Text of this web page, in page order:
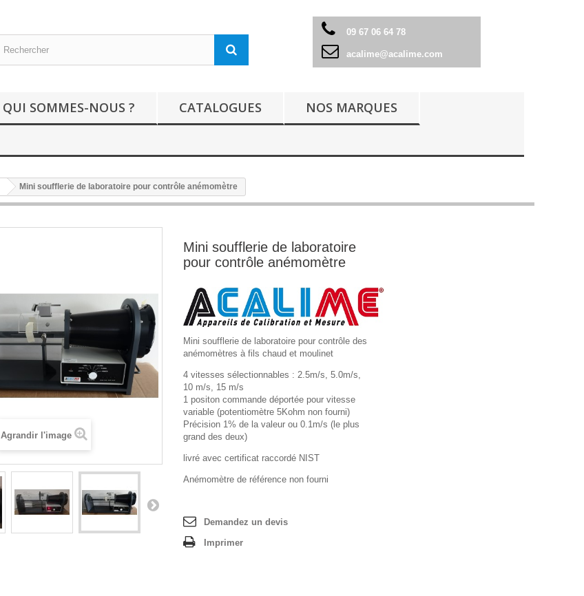
09 67 06 64 78
acalime@acalime.com
QUI SOMMES-NOUS ? CATALOGUES
NOS MARQUES
Mini soufflerie de laboratoire pour contrôle anémomètre
Agrandir l'image
Mini soufflerie de laboratoire
pour contrôle anémomètre
Mini soufflerie de laboratoire pour contrôle des
anémomètres à fils chaud et moulinet
4 vitesses sélectionnables : 2.5m/s, 5.0m/s,
10 m/s, 15 m/s
1 positon commande déportée pour vitesse
variable (potentiomètre 5Kohm non fourni)
Précision 1% de la valeur ou 0.1m/s (le plus
grand des deux)
livré avec certificat raccordé NIST
Anémomètre de référence non fourni
Demandez un devis
Imprimer